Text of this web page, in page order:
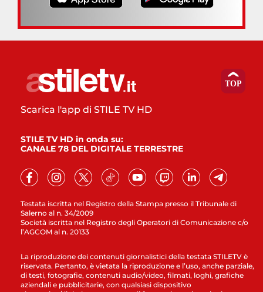
Testata iscritta nel Registro della Stampa presso il Tribunale di
Salerno al n. 34/2009
Società iscritta nel Registro degli Operatori di Comunicazione c/o
l’AGCOM al n. 20133
Scarica l'app di STILE TV HD
STILE TV HD in onda su:
CANALE 78 DEL DIGITALE TERRESTRE
La riproduzione dei contenuti giornalistici della testata STILETV è
riservata. Pertanto, è vietata la riproduzione e l’uso, anche parziale,
di testi, fotografie, contenuti audio/video, filmati, loghi, grafiche
aziendali e pubblicitarie, con qualsiasi dispositivo